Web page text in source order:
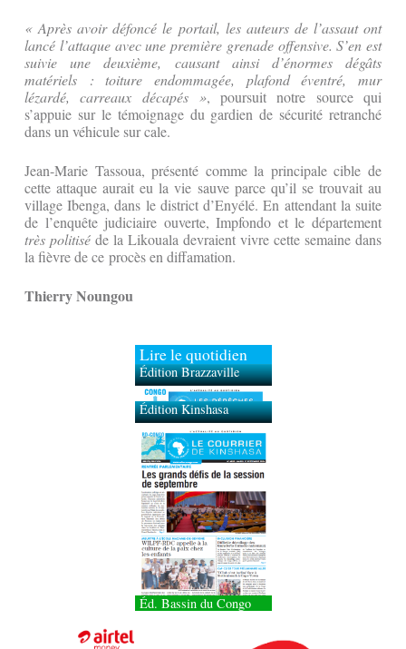
« Après avoir défoncé le portail, les auteurs de l’assaut ont
lancé l’attaque avec une première grenade offensive. S’en est
suivie une deuxième, causant ainsi d’énormes dégâts
matériels : toiture endommagée, plafond éventré, mur
lézardé, carreaux décapés », poursuit notre source qui
s’appuie sur le témoignage du gardien de sécurité retranché
dans un véhicule sur cale.
Jean-Marie Tassoua, présenté comme la principale cible de
cette attaque aurait eu la vie sauve parce qu’il se trouvait au
village Ibenga, dans le district d’Enyélé. En attendant la suite
de l’enquête judiciaire ouverte, Impfondo et le département
très politisé de la Likouala devraient vivre cette semaine dans
la fièvre de ce procès en diffamation.
Thierry Noungou
Lire le quotidien
Édition Brazzaville
Édition Kinshasa
Éd. Bassin du Congo